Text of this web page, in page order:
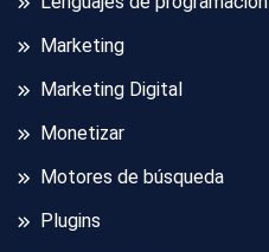
Marketing
Marketing Digital
Monetizar
Motores de búsqueda
Plugins